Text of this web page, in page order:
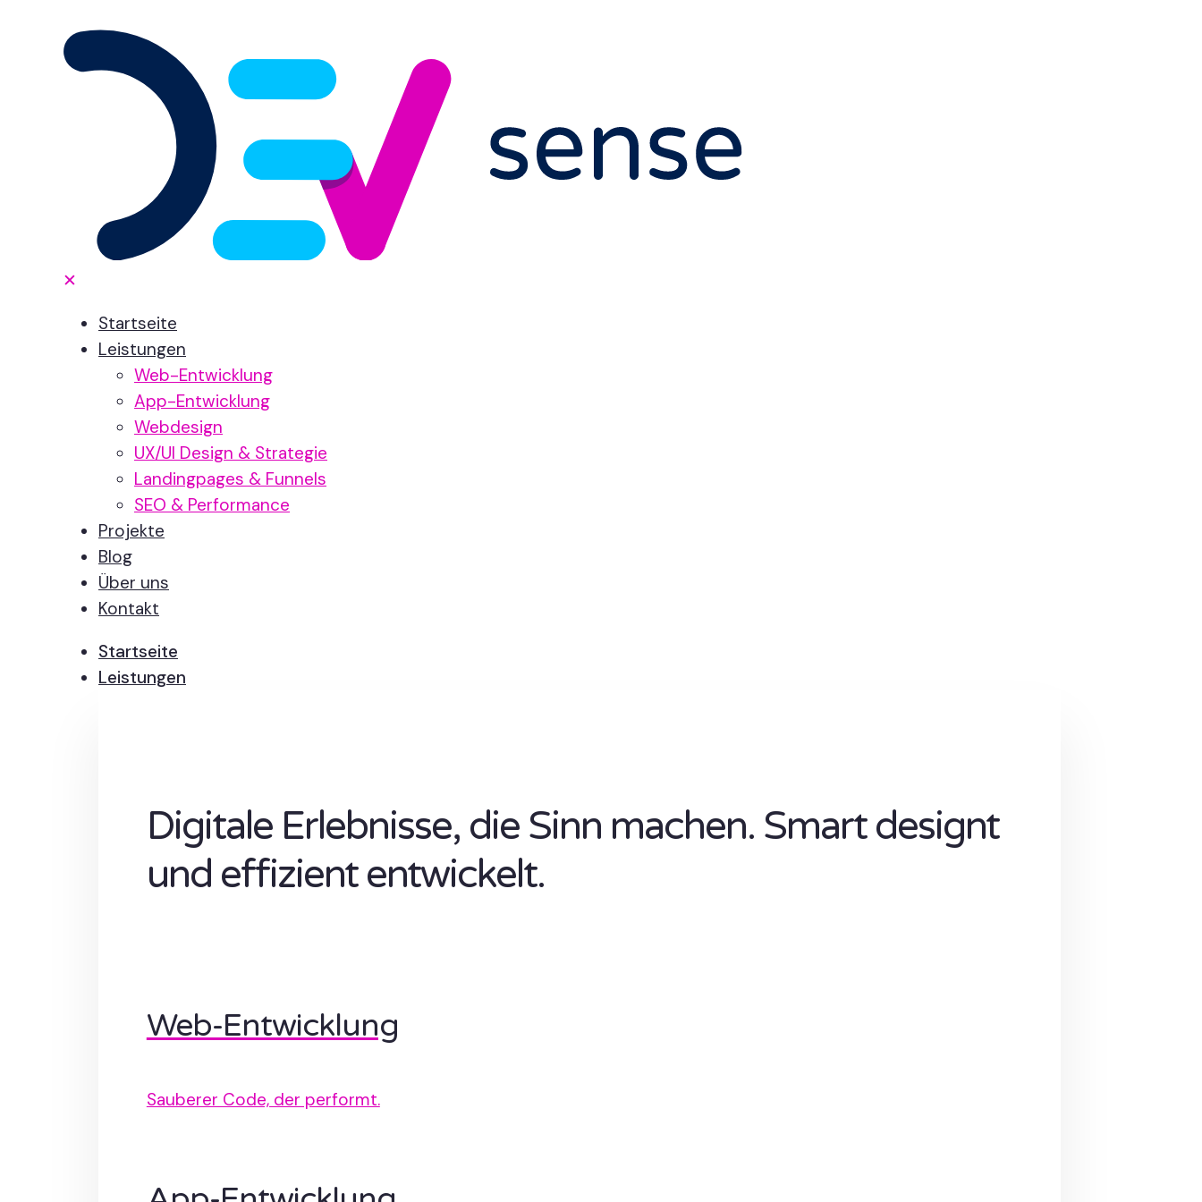
✕
Startseite
Leistungen
Web-Entwicklung
App-Entwicklung
Webdesign
UX/UI Design & Strategie
Landingpages & Funnels
SEO & Performance
Projekte
Blog
Über uns
Kontakt
Startseite
Leistungen
Digitale Erlebnisse, die Sinn machen. Smart designt
und effizient entwickelt.
Web-Entwicklung
Sauberer Code, der performt.